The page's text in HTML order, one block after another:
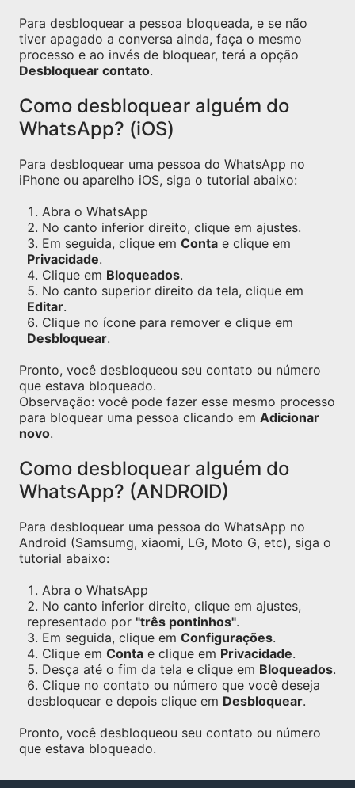
Para desbloquear a pessoa bloqueada, e se não
tiver apagado a conversa ainda, faça o mesmo
processo e ao invés de bloquear, terá a opção
Desbloquear contato.
Como desbloquear alguém do
WhatsApp? (iOS)
Para desbloquear uma pessoa do WhatsApp no
iPhone ou aparelho iOS, siga o tutorial abaixo:
Abra o WhatsApp
No canto inferior direito, clique em ajustes.
Em seguida, clique em Conta e clique em
Privacidade.
Clique em Bloqueados.
No canto superior direito da tela, clique em
Editar.
Clique no ícone para remover e clique em
Desbloquear.
Pronto, você desbloqueou seu contato ou número
que estava bloqueado.
Observação: você pode fazer esse mesmo processo
para bloquear uma pessoa clicando em Adicionar
novo.
Como desbloquear alguém do
WhatsApp? (ANDROID)
Para desbloquear uma pessoa do WhatsApp no
Android (Samsumg, xiaomi, LG, Moto G, etc), siga o
tutorial abaixo:
Abra o WhatsApp
No canto inferior direito, clique em ajustes,
representado por "três pontinhos".
Em seguida, clique em Configurações.
Clique em Conta e clique em Privacidade.
Desça até o fim da tela e clique em Bloqueados.
Clique no contato ou número que você deseja
desbloquear e depois clique em Desbloquear.
Pronto, você desbloqueou seu contato ou número
que estava bloqueado.